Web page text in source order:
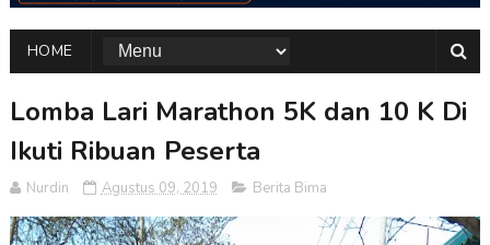
HOME
Lomba Lari Marathon 5K dan 10 K Di
Ikuti Ribuan Peserta
Nurdin Agustus 09, 2019 Berita Bima